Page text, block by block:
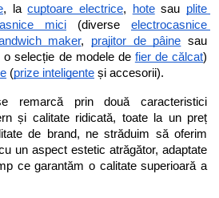
, la cuptoare electrice, hote sau plite
mici (diverse electrocasnice
maker, prajitor de pâine
o selecție de modele de fier de călcat)
(prize inteligente și accesorii).
remarcă prin două caracteristici
și calitate ridicată, toate la un preț
de brand, ne străduim să oferim
un aspect estetic atrăgător, adaptate
ce garantăm o calitate superioară a